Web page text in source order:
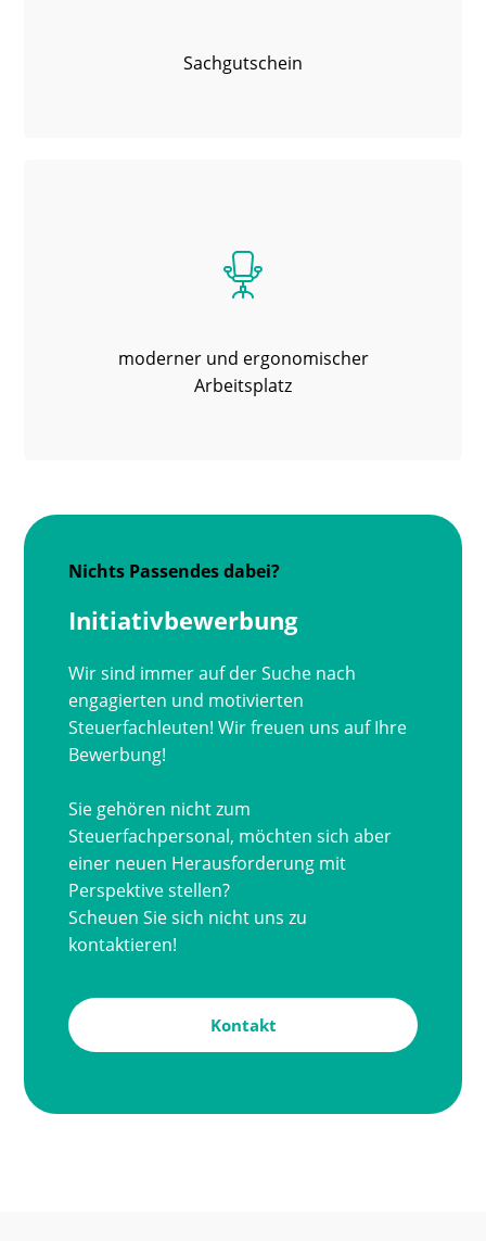
Sachgutschein
moderner und ergonomischer
Arbeitsplatz
Nichts Passendes dabei?
Initiativbewerbung
Wir sind immer auf der Suche nach
engagierten und motivierten
Steuerfachleuten! Wir freuen uns auf Ihre
Bewerbung!
Sie gehören nicht zum
Steuerfachpersonal, möchten sich aber
einer neuen Herausforderung mit
Perspektive stellen?
Scheuen Sie sich nicht uns zu
kontaktieren!
Kontakt